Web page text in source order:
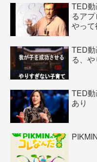
TED
るア
やっ
TED
る、
TED
あり